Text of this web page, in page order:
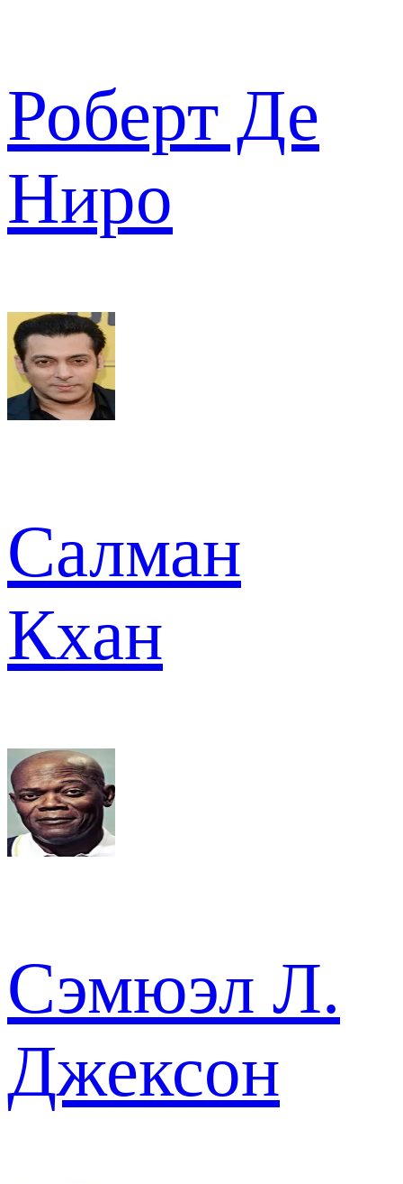
Роберт Де
Ниро
Салман
Кхан
Сэмюэл Л.
Джексон